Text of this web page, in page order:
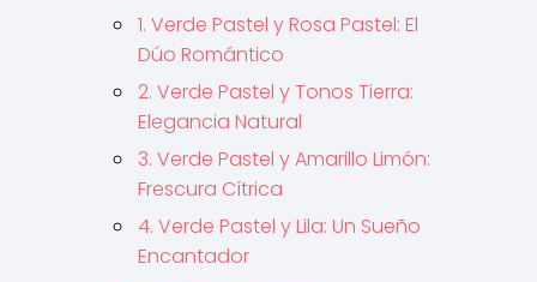
1. Verde Pastel y Rosa Pastel: El
Dúo Romántico
2. Verde Pastel y Tonos Tierra:
Elegancia Natural
3. Verde Pastel y Amarillo Limón:
Frescura Cítrica
4. Verde Pastel y Lila: Un Sueño
Encantador